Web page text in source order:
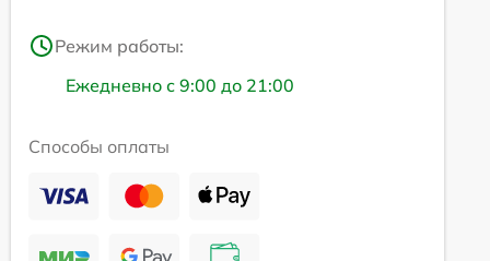
Режим работы:
Ежедневно с 9:00 до 21:00
Способы оплаты